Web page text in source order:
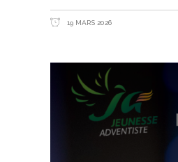
19 MARS 2026